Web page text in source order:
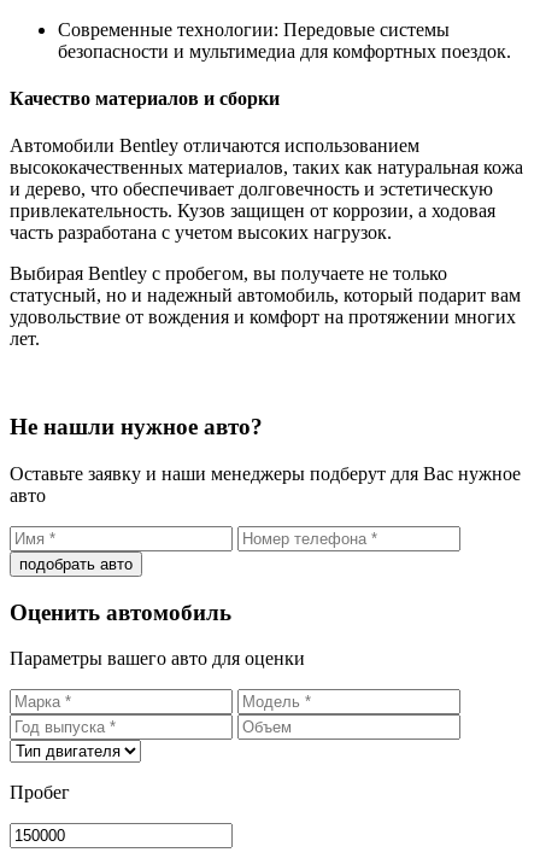
Современные технологии: Передовые системы
безопасности и мультимедиа для комфортных поездок.
Качество материалов и сборки
Автомобили Bentley отличаются использованием
высококачественных материалов, таких как натуральная кожа
и дерево, что обеспечивает долговечность и эстетическую
привлекательность. Кузов защищен от коррозии, а ходовая
часть разработана с учетом высоких нагрузок.
Выбирая Bentley с пробегом, вы получаете не только
статусный, но и надежный автомобиль, который подарит вам
удовольствие от вождения и комфорт на протяжении многих
лет.
Не нашли нужное авто?
Оставьте заявку и наши менеджеры подберут для Вас нужное
авто
подобрать авто
Оценить автомобиль
Параметры вашего авто для оценки
Пробег